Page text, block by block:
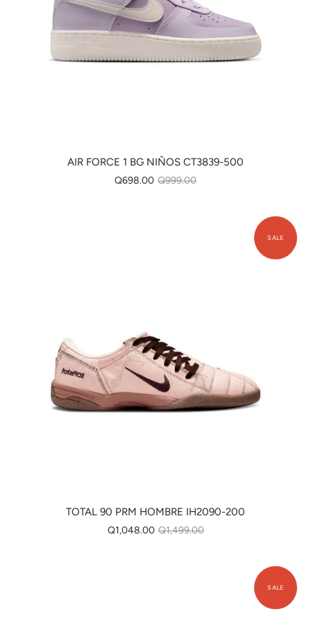
AIR FORCE 1 BG NIÑOS CT3839-500
Q698.00 Q999.00
TOTAL 90 PRM HOMBRE IH2090-200
Q1,048.00 Q1,499.00